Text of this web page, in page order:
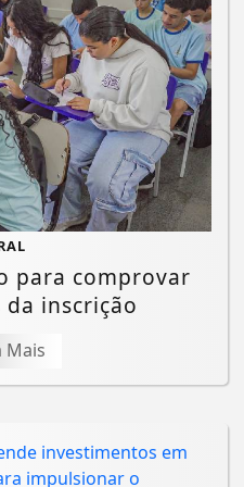
para comprovar
inscrição
Mais